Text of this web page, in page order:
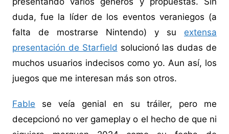
duda, fue la líder de los eventos veraniegos (a
falta de mostrarse Nintendo) y su extensa
presentación de Starfield solucionó las dudas de
muchos usuarios indecisos como yo. Aun así, los
juegos que me interesan más son otros.
Fable se veía genial en su tráiler, pero me
decepcionó no ver gameplay o el hecho de que ni